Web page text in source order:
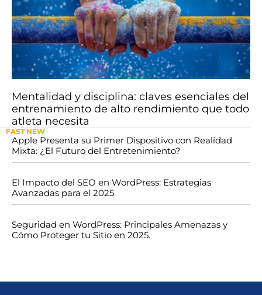
Mentalidad y disciplina: claves esenciales del
entrenamiento de alto rendimiento que todo
atleta necesita
FAST NEW
Apple Presenta su Primer Dispositivo con Realidad
Mixta: ¿El Futuro del Entretenimiento?
El Impacto del SEO en WordPress: Estrategias
Avanzadas para el 2025
Seguridad en WordPress: Principales Amenazas y
Cómo Proteger tu Sitio en 2025.